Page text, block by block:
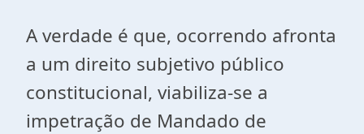
A verdade é que, ocorrendo afronta
a um direito subjetivo público
constitucional, viabiliza-se a
impetração de Mandado de